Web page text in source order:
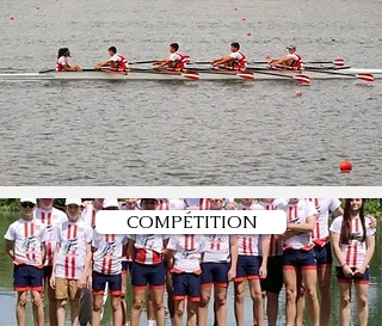
COMPÉTITION